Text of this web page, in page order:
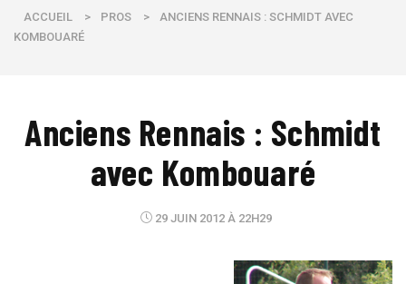
ACCUEIL > PROS >
ANCIENS RENNAIS : SCHMIDT AVEC
KOMBOUARÉ
Anciens Rennais : Schmidt
avec Kombouaré
29 JUIN 2012 À 22H29